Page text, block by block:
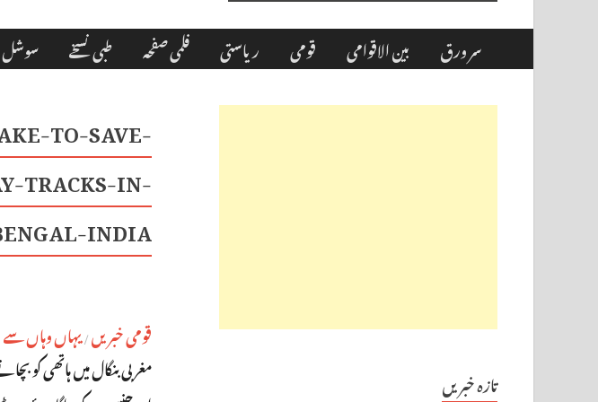
سر ورق بین الاقوامی قومی ریاستی فلمی صفحہ طبی نسخے سوشل
TO-SAVE-
TRACKS-IN-
INDIA-
قومی خبریں / یہاں وہاں سے
مغربی بنگال میں ہاتھی کو
تازہ خبریں